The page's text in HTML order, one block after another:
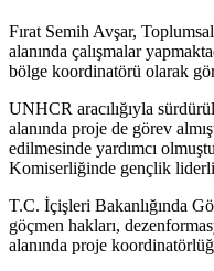
Fırat Semih Avşar,
alanında çalışmalar
bölge koordinatörü olarak
UNHCR aracılığıyla
alanında proje de görev
edilmesinde yardımcı
Komiserliğinde gençlik
T.C. İçişleri Bakanlığında
göçmen hakları,
alanında proje